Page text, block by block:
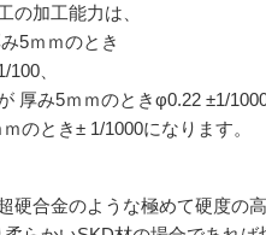
の加工能力は、
5ｍｍのとき
、
厚み5ｍｍのときφ0.22 ±1/1000
のとき± 1/1000になります。
硬合金のような極めて硬度の